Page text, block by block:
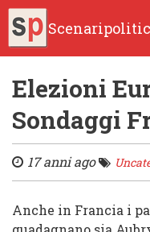
Elezioni
Sondaggi
17 anni ago
Anche in Francia i